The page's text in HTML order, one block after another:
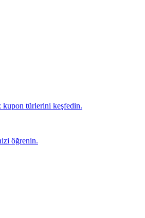
kupon türlerini keşfedin.
öğrenin.